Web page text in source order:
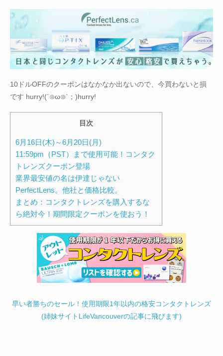
10ドルOFFのクーポンはなかなか出ないので、今買わないと損
です hurry!(´⊙ω⊙`；)hurry!
目次
6月16日(木)～6月20日(月)
11:59pm（PST）まで使用可能！コンタク
トレンズクーポン登場
業界最安値の名は伊達じゃない
PerfectLens。他社と価格比較。
まとめ：コンタクトレンズを購入するな
ら絶対今！期間限定クーポンを使おう！
早い者勝ちのセール！使用期限1年以内の格安コンタクトレンズ
(姉妹サイトLifeVancouverの記事に飛びます)